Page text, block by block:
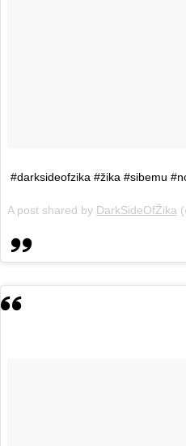
#darksideofzika #žika #sibemu
A post shared by DarkSideOfŽika